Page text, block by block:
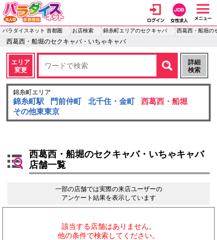
パラダイスネット 首都圏 お店検索 錦糸町エリアのセクキャバ 西葛西・船堀の
西葛西・船堀のセクキャバ・いちゃキャバ
エリア
変更
詳細
検索
錦糸町エリア
錦糸町駅 門前仲町 北千住・金町
西葛西・船堀
その他東東京
西葛西・船堀のセクキャバ・いちゃキャバ
店舗一覧
一部の店舗では実際の来店ユーザーの
アンケート結果を表示しています
該当する店舗はありません。
他の条件で検索してください。